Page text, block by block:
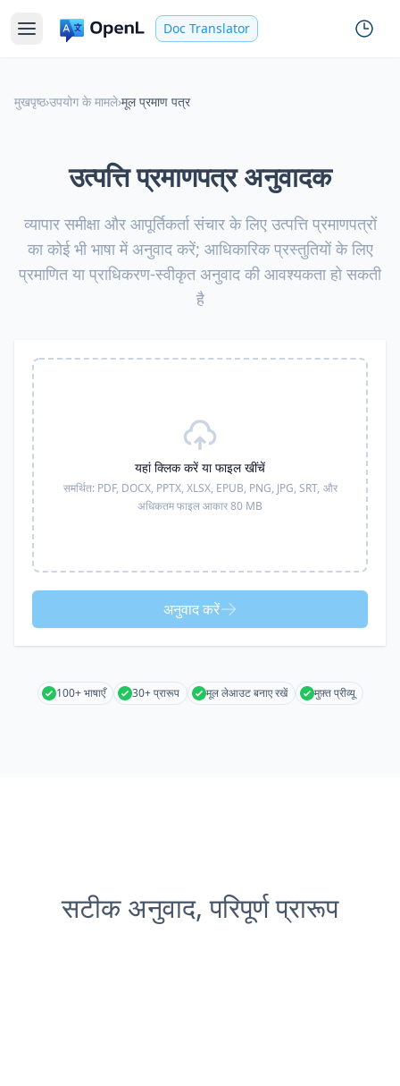
Doc Translator
मुखपृष्ठ›उपयोग के मामले›मूल प्रमाण पत्र
उत्पत्ति प्रमाणपत्र अनुवादक
व्यापार समीक्षा और आपूर्तिकर्ता संचार के लिए उत्पत्ति प्रमाणपत्रों
का कोई भी भाषा में अनुवाद करें; आधिकारिक प्रस्तुतियों के लिए
प्रमाणित या प्राधिकरण-स्वीकृत अनुवाद की आवश्यकता हो सकती
है
यहां क्लिक करें या फाइल खींचें
समर्थित: PDF, DOCX, PPTX, XLSX, EPUB, PNG, JPG, SRT, और
अधिकतम फाइल आकार 80 MB
अनुवाद करें
100+ भाषाएँ 30+ प्रारूप मूल लेआउट बनाए रखें मुफ़्त प्रीव्यू
सटीक अनुवाद, परिपूर्ण प्रारूप